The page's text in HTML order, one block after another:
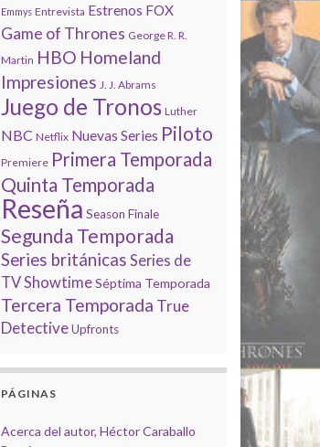
Emmys Entrevista Estrenos FOX
Game of Thrones George R. R.
Martin HBO Homeland
Impresiones J. J. Abrams
Juego de Tronos Luther
NBC Netflix Nuevas Series Piloto
Premiere Primera Temporada
Quinta Temporada
Reseña Season Finale
Segunda Temporada
Series británicas Series de
TVShowtime Séptima Temporada
Tercera Temporada True
Detective Upfronts
PÁGINAS
Acerca del autor, Héctor Caraballo